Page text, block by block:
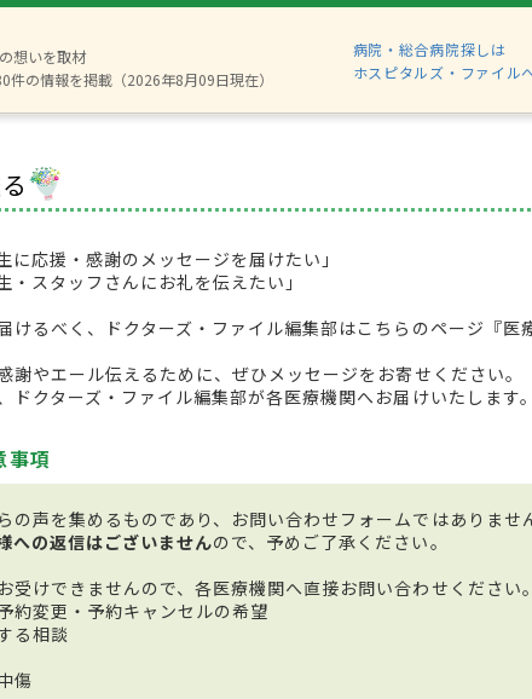
想いを取材
件の情報を掲載（2026年8月09日現在）
病院・総合病院探しは
ホスピタルズ・ファイル
に応援・感謝のメッセージを届けたい」
・スタッフさんにお礼を伝えたい」
けるべく、ドクターズ・ファイル編集部はこちらのページ『医
やエール伝えるために、ぜひメッセージをお寄せください。
クターズ・ファイル編集部が各医療機関へお届けいたします。
事項
の声を集めるものであり、お問い合わせフォームではありませ
への返信はございませんので、予めご了承ください。
受けできませんので、各医療機関へ直接お問い合わせください。
約変更・予約キャンセルの希望
る相談
傷